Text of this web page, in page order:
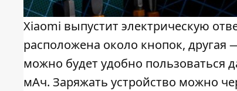
Xiaomi выпустит электрическую
расположена около кнопок, другая
можно будет удобно пользоваться
мАч. Заряжать устройство можно